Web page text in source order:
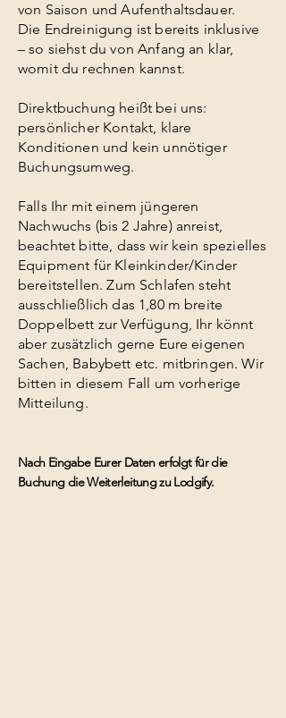
von Saison und Aufenthaltsdauer.
Die Endreinigung ist bereits inklusive
– so siehst du von Anfang an klar,
womit du rechnen kannst.
Direktbuchung heißt bei uns:
persönlicher Kontakt, klare
Konditionen und kein unnötiger
Buchungsumweg.
Falls Ihr mit einem jüngeren
Nachwuchs (bis 2 Jahre) anreist,
beachtet bitte, dass wir kein spezielles
Equipment für Kleinkinder/Kinder
bereitstellen. Zum Schlafen steht
ausschließlich das 1,80 m breite
Doppelbett zur Verfügung, Ihr könnt
aber zusätzlich gerne Eure eigenen
Sachen, Babybett etc. mitbringen. Wir
bitten in diesem Fall um vorherige
Mitteilung.
Nach Eingabe Eurer Daten erfolgt für die
Buchung die Weiterleitung zu Lodgify.